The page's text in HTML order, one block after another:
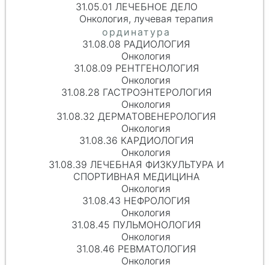
31.05.01 ЛЕЧЕБНОЕ ДЕЛО
Онкология, лучевая терапия
31.08.08 РАДИОЛОГИЯ
Онкология
31.08.09 РЕНТГЕНОЛОГИЯ
Онкология
31.08.28 ГАСТРОЭНТЕРОЛОГИЯ
Онкология
31.08.32 ДЕРМАТОВЕНЕРОЛОГИЯ
Онкология
31.08.36 КАРДИОЛОГИЯ
Онкология
31.08.39 ЛЕЧЕБНАЯ ФИЗКУЛЬТУРА И
СПОРТИВНАЯ МЕДИЦИНА
Онкология
31.08.43 НЕФРОЛОГИЯ
Онкология
31.08.45 ПУЛЬМОНОЛОГИЯ
Онкология
31.08.46 РЕВМАТОЛОГИЯ
Онкология